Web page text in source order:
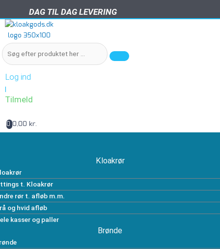
DAG TIL DAG LEVERING
DAG TIL DAG LEVERING
Log ind
|
Tilmeld
0 0,00 kr.
Kloakrør
t. Kloakrør
rør t. afløb m.m.
og hvid afløb
kasser og paller
Brønde